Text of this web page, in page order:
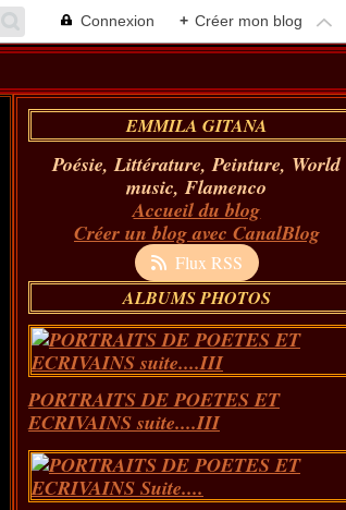
Connexion + Créer mon blog
EMMILA GITANA
Poésie, Littérature, Peinture, World
music, Flamenco
Accueil du blog
Créer un blog avec CanalBlog
Flux RSS
ALBUMS PHOTOS
PORTRAITS DE POETES ET
ECRIVAINS suite....III